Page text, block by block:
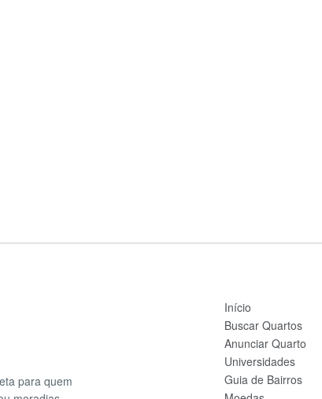
para quem
Início
Buscar Quartos
Anunciar Quarto
Universidades
Guia de Bairros